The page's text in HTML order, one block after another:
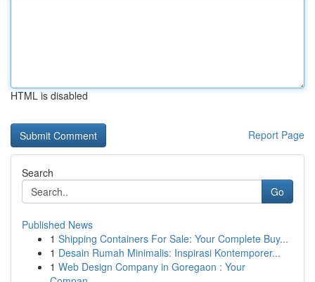
HTML is disabled
Report Page
Search
Go
Published News
1 Shipping Containers For Sale: Your Complete Buy...
1 Desain Rumah Minimalis: Inspirasi Kontemporer...
1 Web Design Company in Goregaon : Your